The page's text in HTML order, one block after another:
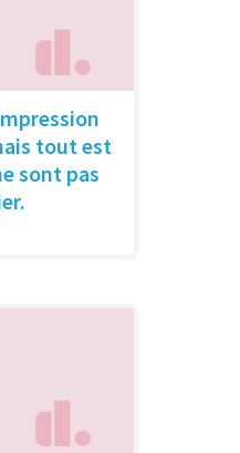
tout est
sont pas